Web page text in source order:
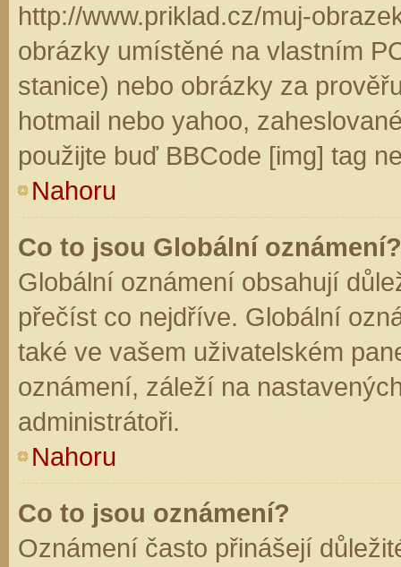
http://www.priklad.cz/muj-
obrázky umístěné na vlastním
stanice) nebo obrázky za
hotmail nebo yahoo,
použijte buď BBCode [img] tag
Nahoru
Co to jsou Globální oznámení?
Globální oznámení obsahují
přečíst co nejdříve. Globální
také ve vašem uživatelském
oznámení, záleží na
administrátoři.
Nahoru
Co to jsou oznámení?
Oznámení často přinášejí